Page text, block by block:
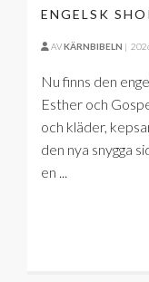
ENGELSK
AVKÄRNBIBELN |
Nu finns den
Esther och
och kläder,
den nya snygga
en ...